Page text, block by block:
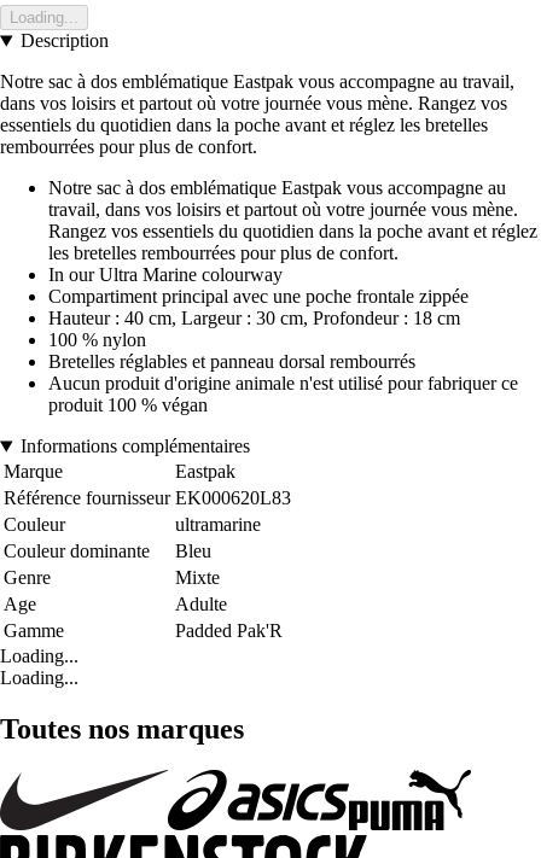
Loading...
Description
Notre sac à dos emblématique Eastpak vous accompagne au travail,
dans vos loisirs et partout où votre journée vous mène. Rangez vos
essentiels du quotidien dans la poche avant et réglez les bretelles
rembourrées pour plus de confort.
Notre sac à dos emblématique Eastpak vous accompagne au
travail, dans vos loisirs et partout où votre journée vous mène.
Rangez vos essentiels du quotidien dans la poche avant et réglez
les bretelles rembourrées pour plus de confort.
In our Ultra Marine colourway
Compartiment principal avec une poche frontale zippée
Hauteur : 40 cm, Largeur : 30 cm, Profondeur : 18 cm
100 % nylon
Bretelles réglables et panneau dorsal rembourrés
Aucun produit d'origine animale n'est utilisé pour fabriquer ce
produit 100 % végan
Informations complémentaires
Marque
Eastpak
Référence fournisseur EK000620L83
Couleur
ultramarine
Couleur dominante
Bleu
Genre
Mixte
Age
Adulte
Gamme
Padded Pak'R
Loading...
Loading...
Toutes nos marques